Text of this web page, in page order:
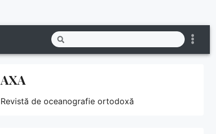
AXA
Revistă de oceanografie ortodoxă